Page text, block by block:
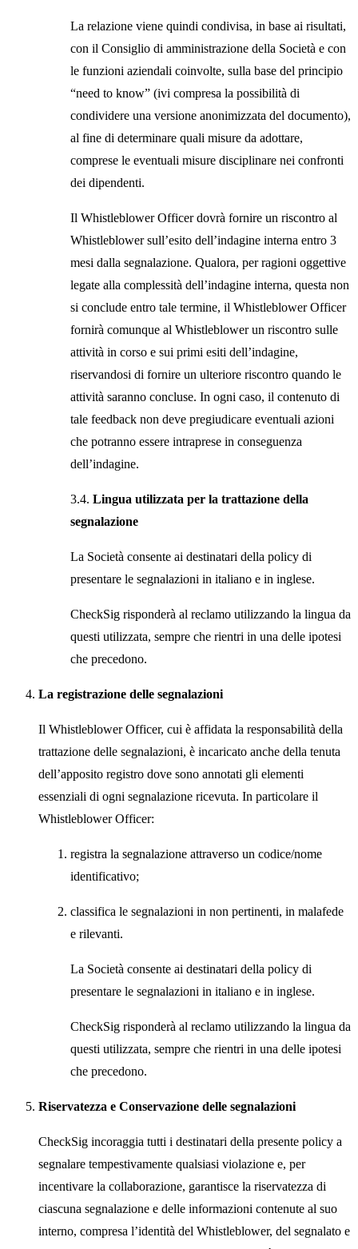
La relazione viene quindi condivisa, in base ai risultati,
con il Consiglio di amministrazione della Società e con
le funzioni aziendali coinvolte, sulla base del principio
“need to know” (ivi compresa la possibilità di
condividere una versione anonimizzata del documento),
al fine di determinare quali misure da adottare,
comprese le eventuali misure disciplinare nei confronti
dei dipendenti.
Il Whistleblower Officer dovrà fornire un riscontro al
Whistleblower sull’esito dell’indagine interna entro 3
mesi dalla segnalazione. Qualora, per ragioni oggettive
legate alla complessità dell’indagine interna, questa non
si conclude entro tale termine, il Whistleblower Officer
fornirà comunque al Whistleblower un riscontro sulle
attività in corso e sui primi esiti dell’indagine,
riservandosi di fornire un ulteriore riscontro quando le
attività saranno concluse. In ogni caso, il contenuto di
tale feedback non deve pregiudicare eventuali azioni
che potranno essere intraprese in conseguenza
dell’indagine.
3.4. Lingua utilizzata per la trattazione della
segnalazione
La Società consente ai destinatari della policy di
presentare le segnalazioni in italiano e in inglese.
CheckSig risponderà al reclamo utilizzando la lingua da
questi utilizzata, sempre che rientri in una delle ipotesi
che precedono.
La registrazione delle segnalazioni
Il Whistleblower Officer, cui è affidata la responsabilità della
trattazione delle segnalazioni, è incaricato anche della tenuta
dell’apposito registro dove sono annotati gli elementi
essenziali di ogni segnalazione ricevuta. In particolare il
Whistleblower Officer:
registra la segnalazione attraverso un codice/nome
identificativo;
classifica le segnalazioni in non pertinenti, in malafede
e rilevanti.
La Società consente ai destinatari della policy di
presentare le segnalazioni in italiano e in inglese.
CheckSig risponderà al reclamo utilizzando la lingua da
questi utilizzata, sempre che rientri in una delle ipotesi
che precedono.
Riservatezza e Conservazione delle segnalazioni
CheckSig incoraggia tutti i destinatari della presente policy a
segnalare tempestivamente qualsiasi violazione e, per
incentivare la collaborazione, garantisce la riservatezza di
ciascuna segnalazione e delle informazioni contenute al suo
interno, compresa l’identità del Whistleblower, del segnalato e